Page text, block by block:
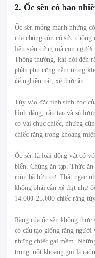
2. Ốc sên có bao
Ốc sên mỏng manh nhưng
của chúng còn có sức
liệu siêu cứng mà con người
Thông thường, khi nói đến
phần phụ cứng nằm trong
để nghiền nát, xé thức ăn.
Tùy vào đặc tính sinh học
hình dáng, cấu tạo và số
có vài chục chiếc, nhưng
chiếc răng trong khoang
Ốc sên là loài động vật có
biển. Chúng ăn tạp. Thức
mùn bã hữu cơ. Thật ngạc
không phải cắn xé thịt như
14.000-25.000 chiếc răng
Răng của ốc sên không
có cấu tạo giống răng người
những chiếc gai mềm.
trong một khoang gọi là